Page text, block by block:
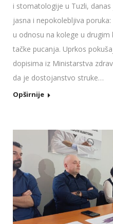
i stomatologije u Tuzli,
jasna i nepokolebljiva
u odnosu na kolege u
tačke pucanja. Uprkos
dopisima iz Ministarstva
da je dostojanstvo struke…
Opširnije